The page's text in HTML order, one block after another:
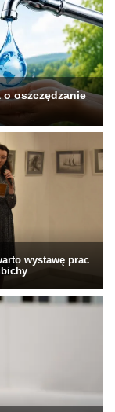
o oszczędzanie
wystawę prac